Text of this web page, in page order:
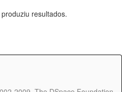
resultados.